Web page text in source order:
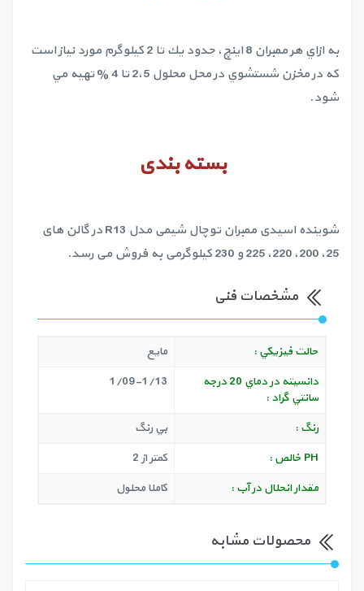
به ازاي هر ممبران 8 اينچ، حدود يك تا 2 كيلوگرم مورد نياز است
كه در مخزن شستشوي در محل محلول 2،5 تا 4 % تهيه مي
شود.
بسته بندی
شوینده اسیدی ممبران توچال شیمی مدل R13 در گالن های
25، 200، 220، 225 و 230 کیلوگرمی به فروش می رسد.
مشخصات فنی
حالت فيزيكي :
مايع
دانسيته در دماي 20 درجه
سانتي گراد :
1/09-1/13
رنگ :
بي رنگ
PH خالص :
كمتر از 2
مقدار انحلال در آب :
كاملا محلول
محصولات مشابه